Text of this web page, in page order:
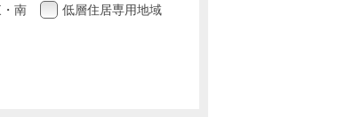
南
低層住居専用地域